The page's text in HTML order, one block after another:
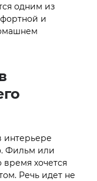
одним из
и
интерьере
Фильм или
хочется
Речь идет не